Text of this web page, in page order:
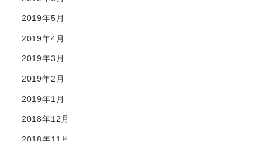
2019年5月
2019年4月
2019年3月
2019年2月
2019年1月
2018年12月